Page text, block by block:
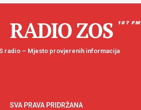
RADIO ZOS 107 FM
radio – Mjesto provjerenih informacija
SVA PRAVA PRIDRŽANA